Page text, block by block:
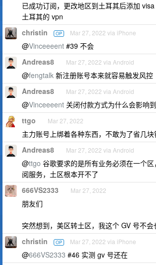
已成功订阅，更改地区到土耳其后添加
土耳其的 vpn
christin OP Mar 27, 2022 via iPhone
@Vinceeeent #39 不会
Andreas8 Mar 27, 2022 via Android
@fengtalk 新注册账号本来就容易触发风控
Andreas8 Mar 27, 2022 via Android
@Vinceeeent 关闭付款方式为什么会影响
ttgo Mar 27, 2022
主力账号上绑着各种东西，不敢为了省几块
Andreas8 Mar 27, 2022 via Android
@ttgo 谷歌要求的是所有业务必须在一个
阅服务，土区根本开不了
666VS2333 Mar 27, 2022
朋友们
突然想到，美区转土区，我这个 GV 号不会
christin OP Mar 27, 2022 via iPhone
@666VS2333 #46 实测 gv 号还在